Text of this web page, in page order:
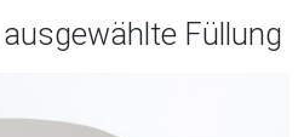
Füllung